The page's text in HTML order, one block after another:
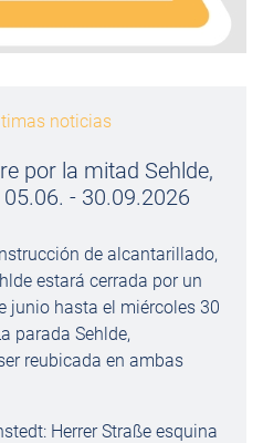
noticias
por la mitad Sehlde,
- 30.09.2026
de alcantarillado,
estará cerrada por un
junio hasta el miércoles 30
parada Sehlde,
reubicada en ambas
Herrer Straße esquina